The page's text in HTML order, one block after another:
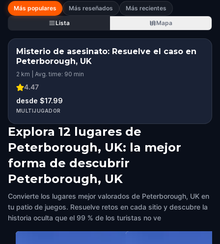
Más populares Más reseñados
Más recientes
Lista
Mapa
Misterio de asesinato: Resuelve el caso en
Peterborough, UK
2 km | Avg. time: 90 min
4.47
desde $17.99
MULTIJUGADOR
Explora 12 lugares de
Peterborough, UK: la mejor
forma de descubrir
Peterborough, UK
Convierte los lugares mejor valorados de Peterborough, UK en
tu patio de juegos. Resuelve retos en cada sitio y descubre la
historia oculta que el 99 % de los turistas no ve